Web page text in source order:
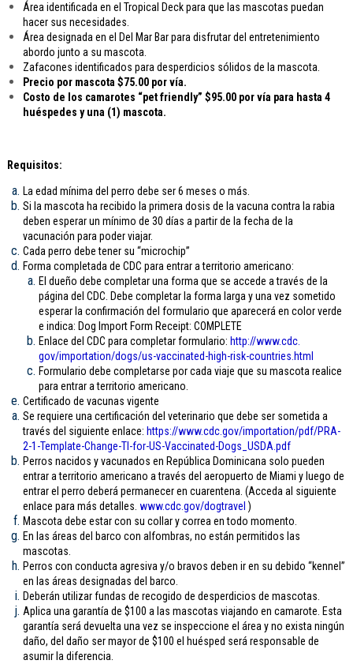
Área identificada en el Tropical Deck para que las mascotas puedan
hacer sus necesidades.
Área designada en el Del Mar Bar para disfrutar del entretenimiento
abordo junto a su mascota.
Zafacones identificados para desperdicios sólidos de la mascota.
Precio por mascota $75.00 por vía.
Costo de los camarotes “pet friendly” $95.00 por vía para hasta 4
huéspedes y una (1) mascota.
Requisitos:
La edad mínima del perro debe ser 6 meses o más.
Si la mascota ha recibido la primera dosis de la vacuna contra la rabia
deben esperar un mínimo de 30 días a partir de la fecha de la
vacunación para poder viajar.
Cada perro debe tener su “microchip”
Forma completada de CDC para entrar a territorio americano:
El dueño debe completar una forma que se accede a través de la
página del CDC. Debe completar la forma larga y una vez sometido
esperar la confirmación del formulario que aparecerá en color verde
e indica: Dog Import Form Receipt: COMPLETE
Enlace del CDC para completar formulario: http://www.cdc.
gov/importation/dogs/us-vaccinated-high-risk-countries.html
Formulario debe completarse por cada viaje que su mascota realice
para entrar a territorio americano.
Certificado de vacunas vigente
Se requiere una certificación del veterinario que debe ser sometida a
través del siguiente enlace: https://www.cdc.gov/importation/pdf/PRA-
2-1-Template-Change-TI-for-US-Vaccinated-Dogs_USDA.pdf
Perros nacidos y vacunados en República Dominicana solo pueden
entrar a territorio americano a través del aeropuerto de Miami y luego de
entrar el perro deberá permanecer en cuarentena. (Acceda al siguiente
enlace para más detalles. www.cdc.gov/dogtravel )
Mascota debe estar con su collar y correa en todo momento.
En las áreas del barco con alfombras, no están permitidos las
mascotas.
Perros con conducta agresiva y/o bravos deben ir en su debido “kennel”
en las áreas designadas del barco.
Deberán utilizar fundas de recogido de desperdicios de mascotas.
Aplica una garantía de $100 a las mascotas viajando en camarote. Esta
garantía será devuelta una vez se inspeccione el área y no exista ningún
daño, del daño ser mayor de $100 el huésped será responsable de
asumir la diferencia.